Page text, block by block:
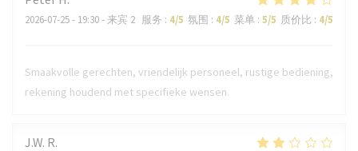
2026-07-25- 19:30 - 来宾 2 服务 : 4/5 氛围 : 4/5 菜单 : 5/5 质价比 : 4/5
Smaakvolle gerechten, vriendelijk personeel, rustige bediening,
rekening houdend met specifieke wensen.
J.W. R